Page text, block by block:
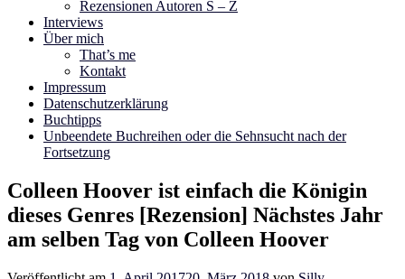
Rezensionen Autoren S – Z
Interviews
Über mich
That’s me
Kontakt
Impressum
Datenschutzerklärung
Buchtipps
Unbeendete Buchreihen oder die Sehnsucht nach der
Fortsetzung
Colleen Hoover ist einfach die Königin
dieses Genres [Rezension] Nächstes Jahr
am selben Tag von Colleen Hoover